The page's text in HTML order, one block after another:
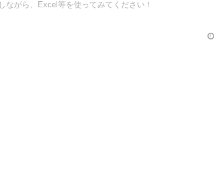
ながら、Excel等を使ってみてください！